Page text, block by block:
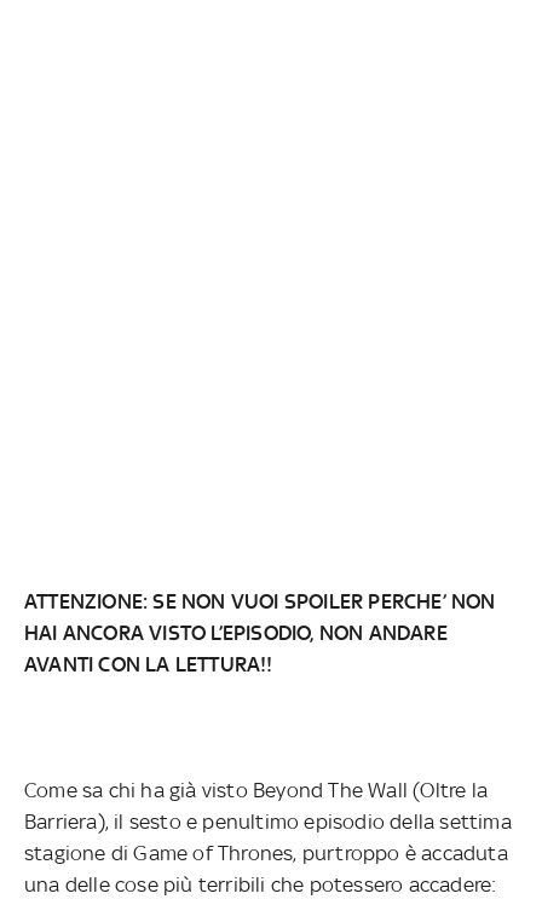
ATTENZIONE: SE NON VUOI SPOILER PERCHE’ NON
HAI ANCORA VISTO L’EPISODIO, NON ANDARE
AVANTI CON LA LETTURA!!
Come sa chi ha già visto Beyond The Wall (Oltre la
Barriera), il sesto e penultimo episodio della settima
stagione di Game of Thrones, purtroppo è accaduta
una delle cose più terribili che potessero accadere: